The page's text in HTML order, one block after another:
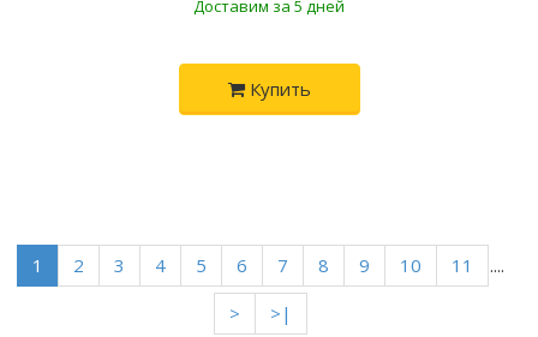
Доставим за 5 дней
Купить
1 2 3 4 5 6 7 8 9 10 11
....
>
>|